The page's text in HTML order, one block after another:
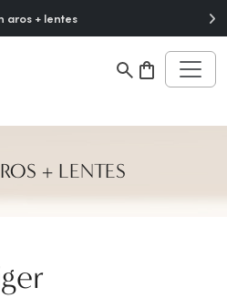
aros + lentes
+ LENTES